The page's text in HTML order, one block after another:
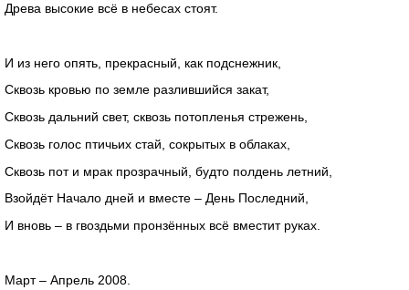
Древа высокие всё в небесах стоят.
И из него опять, прекрасный, как подснежник,
Сквозь кровью по земле разлившийся закат,
Сквозь дальний свет, сквозь потопленья стрежень,
Сквозь голос птичьих стай, сокрытых в облаках,
Сквозь пот и мрак прозрачный, будто полдень летний,
Взойдёт Начало дней и вместе – День Последний,
И вновь – в гвоздьми пронзённых всё вместит руках.
Март – Апрель 2008.